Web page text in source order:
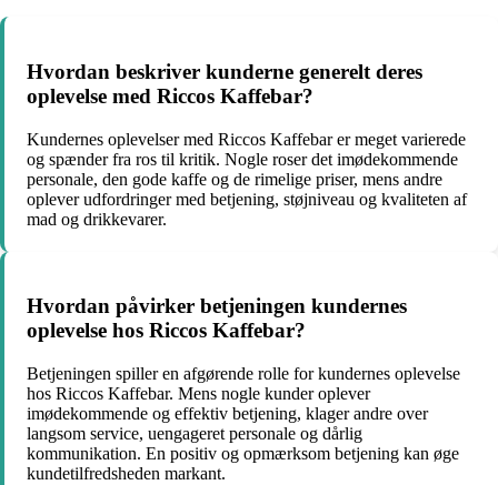
Hvordan beskriver kunderne generelt deres
oplevelse med Riccos Kaffebar?
Kundernes oplevelser med Riccos Kaffebar er meget varierede
og spænder fra ros til kritik. Nogle roser det imødekommende
personale, den gode kaffe og de rimelige priser, mens andre
oplever udfordringer med betjening, støjniveau og kvaliteten af
mad og drikkevarer.
Hvordan påvirker betjeningen kundernes
oplevelse hos Riccos Kaffebar?
Betjeningen spiller en afgørende rolle for kundernes oplevelse
hos Riccos Kaffebar. Mens nogle kunder oplever
imødekommende og effektiv betjening, klager andre over
langsom service, uengageret personale og dårlig
kommunikation. En positiv og opmærksom betjening kan øge
kundetilfredsheden markant.